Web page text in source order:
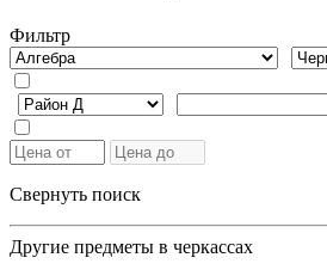
Фильтр
Свернуть поиск
Другие предметы в черкассах